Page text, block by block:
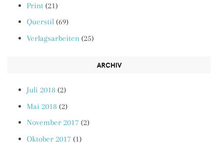
Print (21)
Querstil (69)
Verlagsarbeiten (25)
ARCHIV
Juli 2018 (2)
Mai 2018 (2)
November 2017 (2)
Oktober 2017 (1)